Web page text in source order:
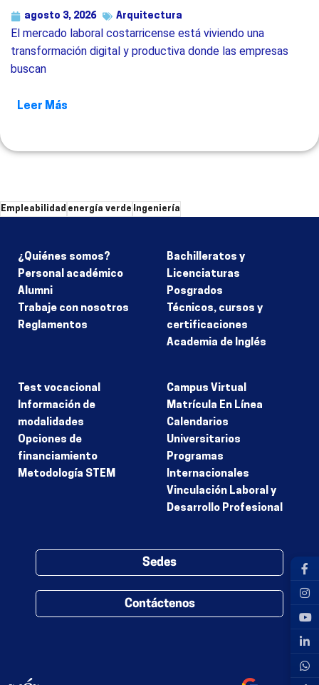
agosto 3, 2026 Arquitectura
El mercado laboral costarricense está viviendo una
transformación digital y productiva donde las empresas
buscan
Leer Más
Empleabilidad energía verde Ingeniería
¿Quiénes somos?
Personal académico
Alumni
Trabaje con nosotros
Reglamentos
Bachilleratos y
Licenciaturas
Posgrados
Técnicos, cursos y
certificaciones
Academia de Inglés
Test vocacional
Información de
modalidades
Opciones de
financiamiento
Metodología STEM
Campus Virtual
Matrícula En Línea
Calendarios
Universitarios
Programas
Internacionales
Vinculación Laboral y
Desarrollo Profesional
Sedes
Contáctenos